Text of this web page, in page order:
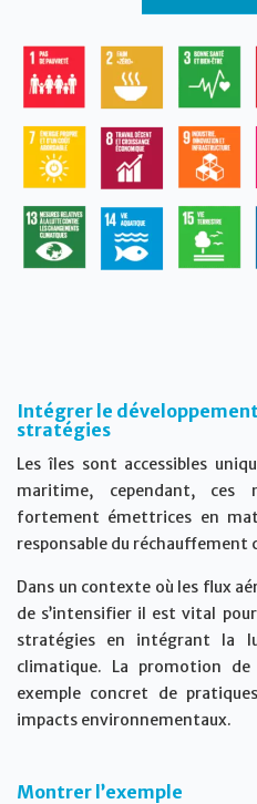
Intégrer le
stratégies
Les îles sont accessibles
maritime, cependant,
fortement émettrices en
responsable du réchauffement
Dans un contexte où les flux
de s’intensifier il est vital
stratégies en intégrant la
climatique. La promotion
exemple concret de
impacts environnementaux.
Montrer l’exemple